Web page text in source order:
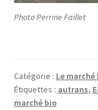
Photo Perrine Faillet
Catégorie : Le marché
Étiquettes : autrans,
marché bio